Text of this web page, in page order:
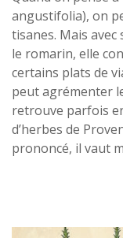
angustifolia), on
tisanes. Mais
le romarin, elle
certains plats de
peut agrémenter
retrouve parfois
d’herbes de
prononcé, il vaut